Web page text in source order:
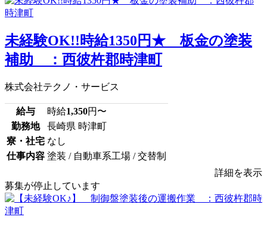
未経験OK!!時給1350円★ 板金の塗装
補助 ：西彼杵郡時津町
株式会社テクノ・サービス
給与 時給1,350円〜
勤務地
長崎県 時津町
寮・社宅 なし
仕事内容 塗装 / 自動車系工場 / 交替制
詳細を表示
募集が停止しています